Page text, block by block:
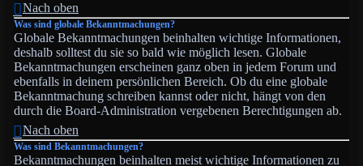
Nach oben
Was sind globale Bekanntmachungen?
Globale Bekanntmachungen beinhalten wichtige Informationen,
deshalb solltest du sie so bald wie möglich lesen. Globale
Bekanntmachungen erscheinen ganz oben in jedem Forum und
ebenfalls in deinem persönlichen Bereich. Ob du eine globale
Bekanntmachung schreiben kannst oder nicht, hängt von den
durch die Board-Administration vergebenen Berechtigungen ab.
Nach oben
Was sind Bekanntmachungen?
Bekanntmachungen beinhalten meist wichtige Informationen zu